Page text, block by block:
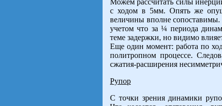
Можем рассчитать силы
с ходом в 5мм. Опять же
величины вполне
учетом что за ¼ периода
теме задержки, но видимо
Еще один момент: работа по
политропном процессе.
сжатия-расширения
Рупор
С точки зрения динамики